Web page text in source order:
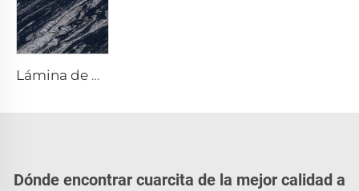
Lámina de piedra exótica de cuarcita natural Manhattan Black
Dónde encontrar cuarcita de la mejor calidad a